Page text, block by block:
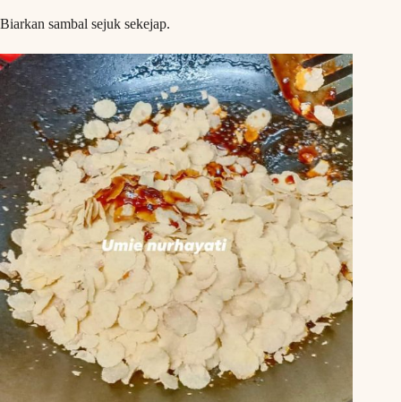
Biarkan sambal sejuk sekejap.